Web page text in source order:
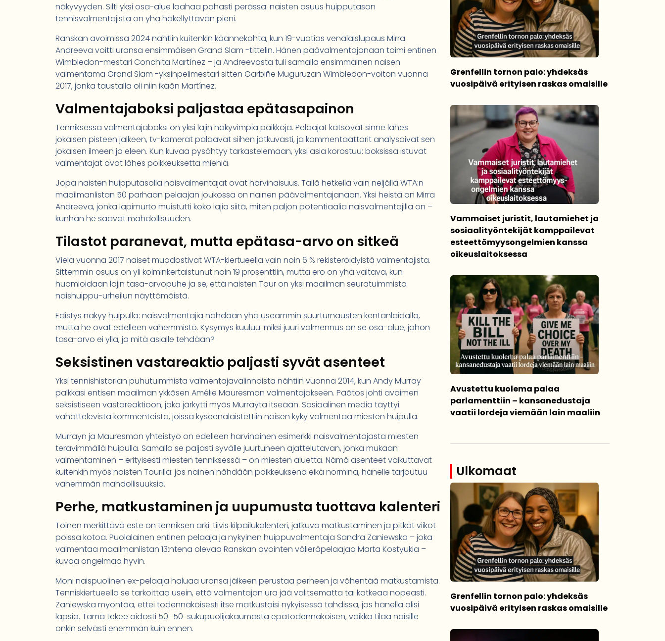
näkyvyyden. Silti yksi osa-alue laahaa pahasti perässä: naisten osuus huipputason
tennisvalmentajista on yhä häkellyttävän pieni.
Ranskan avoimissa 2024 nähtiin kuitenkin käännekohta, kun 19-vuotias venäläislupaus Mirra
Andreeva voitti uransa ensimmäisen Grand Slam -tittelin. Hänen päävalmentajanaan toimi entinen
Wimbledon-mestari Conchita Martínez – ja Andreevasta tuli samalla ensimmäinen naisen
valmentama Grand Slam -yksinpelimestari sitten Garbiñe Muguruzan Wimbledon-voiton vuonna
2017, jonka taustalla oli niin ikään Martínez.
Valmentajaboksi paljastaa epätasapainon
Tenniksessä valmentajaboksi on yksi lajin näkyvimpiä paikkoja. Pelaajat katsovat sinne lähes
jokaisen pisteen jälkeen, tv-kamerat palaavat siihen jatkuvasti, ja kommentaattorit analysoivat sen
jokaisen ilmeen ja eleen. Kun kuvaa pysähtyy tarkastelemaan, yksi asia korostuu: boksissa istuvat
valmentajat ovat lähes poikkeuksetta miehiä.
Jopa naisten huipputasolla naisvalmentajat ovat harvinaisuus. Tällä hetkellä vain neljällä WTA:n
maailmanlistan 50 parhaan pelaajan joukossa on nainen päävalmentajanaan. Yksi heistä on Mirra
Andreeva, jonka läpimurto muistutti koko lajia siitä, miten paljon potentiaalia naisvalmentajilla on –
kunhan he saavat mahdollisuuden.
Tilastot paranevat, mutta epätasa-arvo on sitkeä
Vielä vuonna 2017 naiset muodostivat WTA-kiertueella vain noin 6 % rekisteröidyistä valmentajista.
Sittemmin osuus on yli kolminkertaistunut noin 19 prosenttiin, mutta ero on yhä valtava, kun
huomioidaan lajin tasa-arvopuhe ja se, että naisten Tour on yksi maailman seuratuimmista
naishuippu-urheilun näyttämöistä.
Edistys näkyy huipulla: naisvalmentajia nähdään yhä useammin suurturnausten kentänlaidalla,
mutta he ovat edelleen vähemmistö. Kysymys kuuluu: miksi juuri valmennus on se osa-alue, johon
tasa-arvo ei yllä, ja mitä asialle tehdään?
Seksistinen vastareaktio paljasti syvät asenteet
Yksi tennishistorian puhutuimmista valmentajavalinnoista nähtiin vuonna 2014, kun Andy Murray
palkkasi entisen maailman ykkösen Amélie Mauresmon valmentajakseen. Päätös johti avoimen
seksistiseen vastareaktioon, joka järkytti myös Murrayta itseään. Sosiaalinen media täyttyi
vähättelevistä kommenteista, joissa kyseenalaistettiin naisen kyky valmentaa miesten huipulla.
Murrayn ja Mauresmon yhteistyö on edelleen harvinainen esimerkki naisvalmentajasta miesten
terävimmällä huipulla. Samalla se paljasti syvälle juurtuneen ajattelutavan, jonka mukaan
valmentaminen – erityisesti miesten tenniksessä – on miesten aluetta. Nämä asenteet vaikuttavat
kuitenkin myös naisten Tourilla: jos nainen nähdään poikkeuksena eikä normina, hänelle tarjoutuu
vähemmän mahdollisuuksia.
Perhe, matkustaminen ja uupumusta tuottava kalenteri
Toinen merkittävä este on tenniksen arki: tiivis kilpailukalenteri, jatkuva matkustaminen ja pitkät viikot
poissa kotoa. Puolalainen entinen pelaaja ja nykyinen huippuvalmentaja Sandra Zaniewska – joka
valmentaa maailmanlistan 13:ntena olevaa Ranskan avointen välieräpelaajaa Marta Kostyukia –
kuvaa ongelmaa hyvin.
Moni naispuolinen ex-pelaaja haluaa uransa jälkeen perustaa perheen ja vähentää matkustamista.
Tenniskiertueella se tarkoittaa usein, että valmentajan ura jää valitsematta tai katkeaa nopeasti.
Zaniewska myöntää, ettei todennäköisesti itse matkustaisi nykyisessä tahdissa, jos hänellä olisi
lapsia. Tämä tekee aidosti 50–50-sukupuolijakaumasta epätodennäköisen, vaikka tilaa naisille
onkin selvästi enemmän kuin ennen.
Grenfellin tornon palo: yhdeksäs
vuosipäivä erityisen raskas omaisille
Vammaiset juristit, lautamiehet ja
sosiaalityöntekijät kamppailevat
esteettömyysongelmien kanssa
oikeuslaitoksessa
Avustettu kuolema palaa
parlamenttiin – kansanedustaja
vaatii lordeja viemään lain maaliin
Ulkomaat
Grenfellin tornon palo: yhdeksäs
vuosipäivä erityisen raskas omaisille